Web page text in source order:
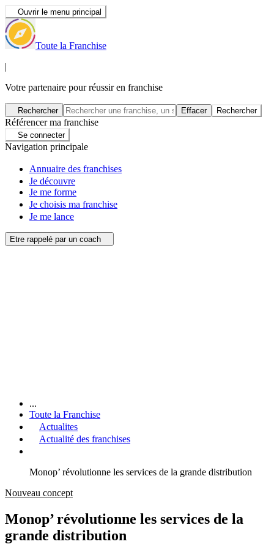
Ouvrir le menu principal
Toute la Franchise
|
Votre partenaire pour réussir en franchise
Rechercher Effacer Rechercher
Référencer ma franchise
Se connecter
Navigation principale
Annuaire des franchises
Je découvre
Je me forme
Je choisis ma franchise
Je me lance
Etre rappelé par un coach
...
Toute la Franchise
Actualites
Actualité des franchises
Monop’ révolutionne les services de la grande distribution
Nouveau concept
Monop’ révolutionne les services de la
grande distribution